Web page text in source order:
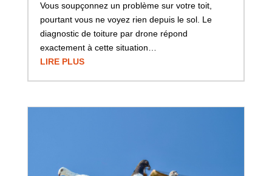
Vous soupçonnez un problème sur votre toit,
pourtant vous ne voyez rien depuis le sol. Le
diagnostic de toiture par drone répond
exactement à cette situation…
LIRE PLUS